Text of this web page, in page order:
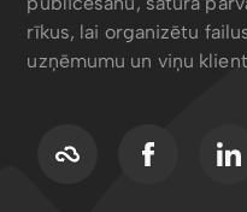
rīkus, lai organizētu
uzņēmumu un viņu